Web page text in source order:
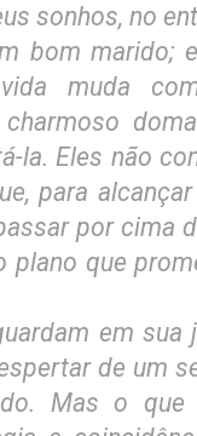
sonhos, no
bom marido;
muda
la. Eles não
para
por cima
plano que
em sua
de um
Mas o que